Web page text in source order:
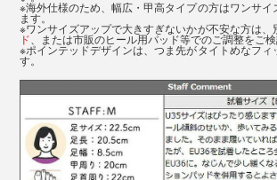
「BRASILサイズ」が一番大きくて目
違いが届いたと見間違うケースがよ
す。
ブランドストーリーはこちら＞
ーカー以上。
大股で歩いても足にピッタリついてく
を履いていることさえ忘れられました。
パンプスを履いたことで、女性らしい
新鮮。このところメンズライクな靴や
でしたが、久しぶりに自分の足の甲を
※海外仕様のため、幅広・甲高タイプの方はワンサイ
ます。
※ワンサイズアップで大きすぎないかが不安な方は、
ド、または市販のヒール用パッド等でのご調整をご
※ポインテッドデザインは、つま先がタイトめなフィ
す。